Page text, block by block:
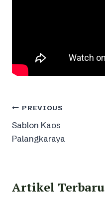
Post
navigation
PREVIOUS
Sablon Kaos
Palangkaraya
Artikel Terbaru